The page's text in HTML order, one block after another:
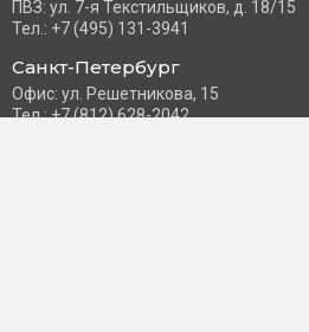
ПВЗ: ул. 7-я Текстильщиков, д. 18/15
Тел.: +7 (495) 131-3941
Санкт-Петербург
Офис: ул. Решетникова, 15
Тел.: +7 (812) 628-2042